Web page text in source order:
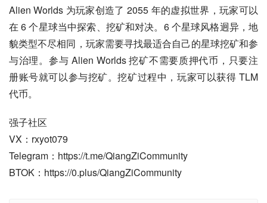
Alien Worlds 为玩家创造了 2055 年的虚拟世界，玩家可以
在 6 个星球当中探索、挖矿和对决。6 个星球风格迥异，地
貌类型不尽相同，玩家需要寻找最适合自己的星球挖矿和参
与治理。参与 Alien Worlds 挖矿不需要质押代币，只要注
册账号就可以参与挖矿。挖矿过程中，玩家可以获得 TLM
代币。
强子社区
VX：rxyot079
Telegram：https://t.me/QiangZiCommunity
BTOK：https://0.plus/QiangZiCommunity